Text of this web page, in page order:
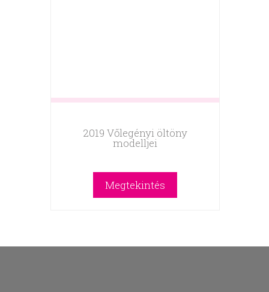
2019 Vőlegényi öltöny
modelljei
Megtekintés